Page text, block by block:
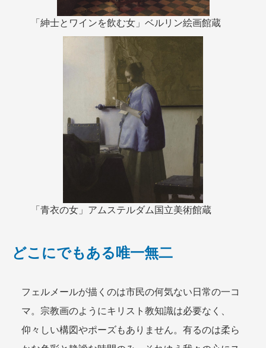
「紳士とワインを飲む女」ベルリン絵画館蔵
「青衣の女」アムステルダム国立美術館蔵
どこにでもある唯一無二
フェルメールが描くのは市民の何気ない日常の一コ
マ。宗教画のようにキリスト教知識は必要なく、
仰々しい構図やポーズもありません。有るのは柔ら